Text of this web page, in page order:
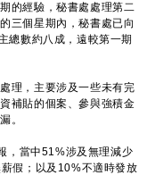
的經驗，秘書處處理第二
三個星期內，秘書處已向
總數約八成，遠較第一期
理，主要涉及一些未有完
補貼的個案、參與強積金
。
，當中51%涉及無理減少
假；以及10%不適時發放